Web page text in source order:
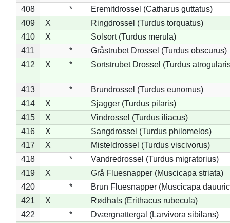
408
*
Eremitdrossel (Catharus guttatus)
409
X
Ringdrossel (Turdus torquatus)
410
X
Solsort (Turdus merula)
411
*
Gråstrubet Drossel (Turdus obscurus)
412
X * Sortstrubet Drossel (Turdus
413 *
Brundrossel (Turdus eunomus)
414
X
Sjagger (Turdus pilaris)
415
X
Vindrossel (Turdus iliacus)
416
X
Sangdrossel (Turdus philomelos)
417
X
Misteldrossel (Turdus viscivorus)
418
*
Vandredrossel (Turdus migratorius)
419
X
Grå Fluesnapper (Muscicapa striata)
420
*
Brun Fluesnapper (Muscicapa
421
X
Rødhals (Erithacus rubecula)
422
*
Dværgnattergal (Larvivora sibilans)